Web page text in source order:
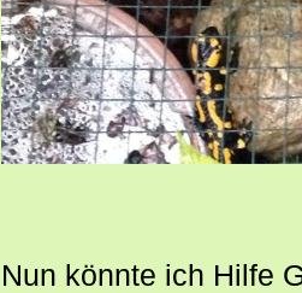
Nun könnte ich Hilfe